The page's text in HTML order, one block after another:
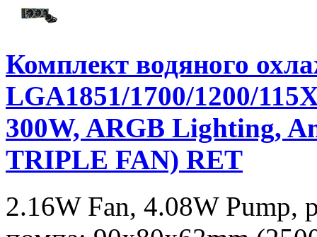
Комплект водяного
LGA1851/1700/1200/
300W, ARGB Lighting,
TRIPLE FAN) RET
2.16W Fan, 4.08W Pump,